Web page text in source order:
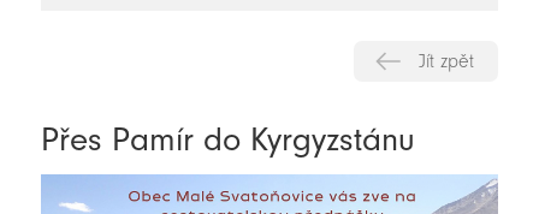
Jít zpět
Přes Pamír do Kyrgyzstánu